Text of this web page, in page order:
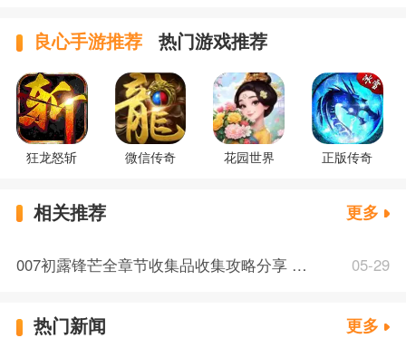
良心手游推荐 热门游戏推荐
狂龙怒斩 微信传奇 花园世界 正版传奇
相关推荐 更多
007初露锋芒全章节收集品收集攻略分享 007初露锋芒可收集品全收集攻略 05-29
热门新闻 更多